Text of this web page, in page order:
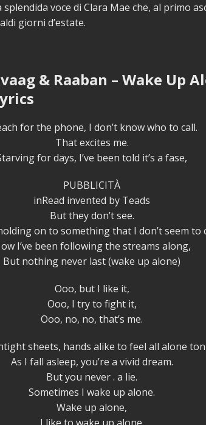
splendida voce di Clara Mae che, al primo
giorni d’estate.
& Raaban – Wake Up
for the phone, I don’t know who to call.
That excites me.
for days, I’ve been told it’s a fase,
PUBBLICITÀ
inRead invented by Teads
But they don’t see.
on to something that I don’t seem to
I’ve been following the streams along,
But nothing never last (wake up alone)
Ooo, but I like it,
Ooo, I try to fight it,
Ooo, no, no, that’s me.
sheets, hands alike to feel all alone
As I fall asleep, you’re a vivid dream.
But you never . a lie.
Sometimes I wake up alone.
Wake up alone,